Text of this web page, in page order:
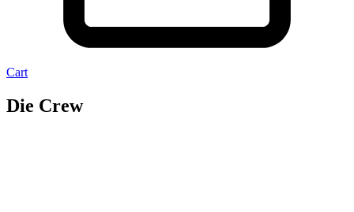
Cart
Die Crew